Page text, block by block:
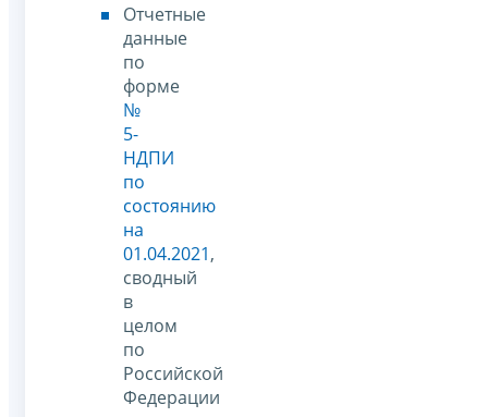
Отчетные
данные
по
форме
№
5-
НДПИ
по
состоянию
на
01.04.2021,
сводный
в
целом
по
Российской
Федерации